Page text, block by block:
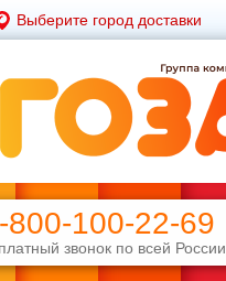
Выберите город доставки
800-100-22-69
звонок по всей России